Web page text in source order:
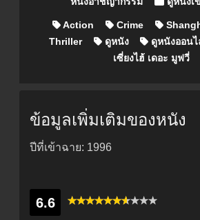
Action Crime
Thriller
ดูหนัง ดูหนังออน
เซี่ยงไฮ้ เดอะ มูฟวี่
ข้อมูลเพิ่มเติมของหนัง
ปีที่เข้าฉาย: 1996
6.6